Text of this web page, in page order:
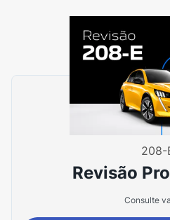
208-
Revisão
Consulte